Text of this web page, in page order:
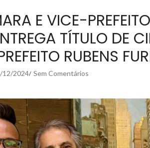
E VICE-
TÍTULO DE
RUBENS
12/2024/ Sem Comentários